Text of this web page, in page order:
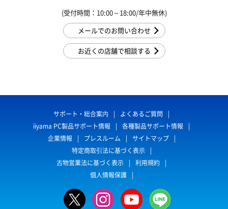
(受付時間：10:00～18:00/年中無休)
メールでのお問い合わせ
お近くの店舗で相談する
サポート・総合案内
よくあるご質問
iiyama PC製品サポート情報
各種製品サポート情報
企業情報
プレスルーム
サイトマップ
特定商取引法に基づく表示
古物営業法に基づく表示
利用規約
個人情報保護